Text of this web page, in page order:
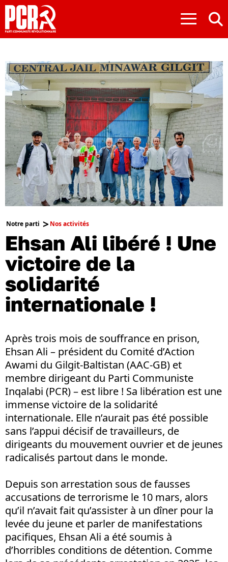
≡
Notre parti Nos activités
Ehsan Ali libéré ! Une
victoire de la
solidarité
internationale !
Après trois mois de souffrance en prison,
Ehsan Ali – président du Comité d’Action
Awami du Gilgit-Baltistan (AAC-GB) et
membre dirigeant du Parti Communiste
Inqalabi (PCR) – est libre ! Sa libération est une
immense victoire de la solidarité
internationale. Elle n’aurait pas été possible
sans l’appui décisif de travailleurs, de
dirigeants du mouvement ouvrier et de jeunes
radicalisés partout dans le monde.
Depuis son arrestation sous de fausses
accusations de terrorisme le 10 mars, alors
qu’il n’avait fait qu’assister à un dîner pour la
levée du jeune et parler de manifestations
pacifiques, Ehsan Ali a été soumis à
d’horribles conditions de détention. Comme